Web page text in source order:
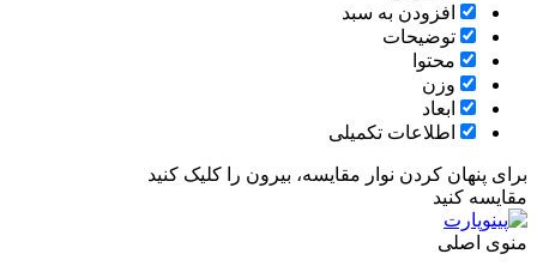
افزودن به سبد
توضیحات
محتوا
وزن
ابعاد
اطلاعات تکمیلی
برای پنهان کردن نوار مقایسه، بیرون را کلیک کنید
مقایسه کنید
منوی اصلی